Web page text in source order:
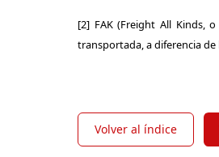
[2] FAK (Freight All Kinds,
transportada, a diferencia
Volver al índice